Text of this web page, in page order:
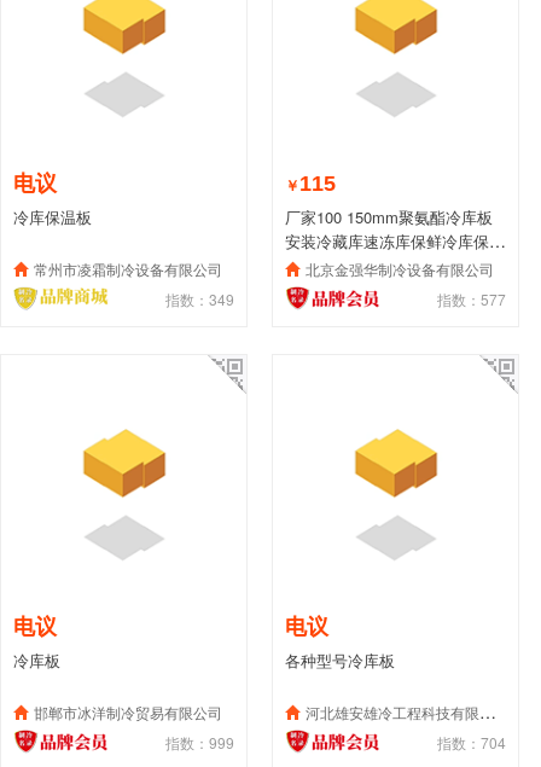
电议
冷库保温板
常州市凌霜制冷设备有限公司
指数：349
￥ 115
厂家100 150mm聚氨酯冷库板
安装冷藏库速冻库保鲜冷库保温
板 北京金强华制冷设备有限公司
指数：577
电议
冷库板
邯郸市冰洋制冷贸易有限公司
指数：999
电议
各种型号冷库板
河北雄安雄冷工程科技有限公司
指数：704